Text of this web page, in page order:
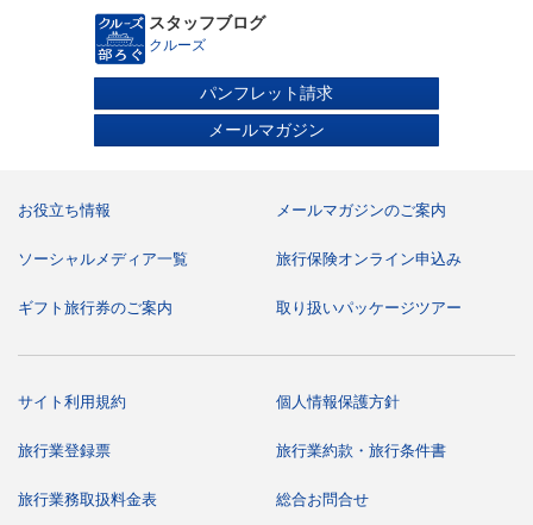
い。運航会社指定の診断書および承諾書を提出いただきま
す。
車いすなどの器具をご利用になっている方や心身に障がい
のある方、身体障がい者補助犬（盲導犬、聴導犬、介助
犬）をお連れの方はお申し込み時にお申し出ください。ま
た、車いすをご利用の方については、船内および港での乗
下船におけるお客様の安全確保の観点から、いくつかの制
限を設けております。つきましては、お申し込み前に飛鳥
電動車いすをご使用の場合、前項のほか使用上の制限事項
についての承諾書の提出が必要となります。なお、電動カ
食物アレルギーでお食事の対応が必要な場合は、ご乗船後
面をお渡ししますので、お申し込みの際に旅行会社にお申
記載されたスケジュール、イベントおよび船内サービス等
天候による運航中止やスケジュール変更をはじめとした運
スタッフブログ
クルーズ
パンフレット請求
メールマガジン
お役立ち情報 メールマガジンのご案内
ソーシャルメディア一覧 旅行保険オンライン申込み
ギフト旅行券のご案内 取り扱いパッケージツアー
サイト利用規約 個人情報保護方針
旅行業登録票 旅行業約款・旅行条件書
旅行業務取扱料金表 総合お問合せ